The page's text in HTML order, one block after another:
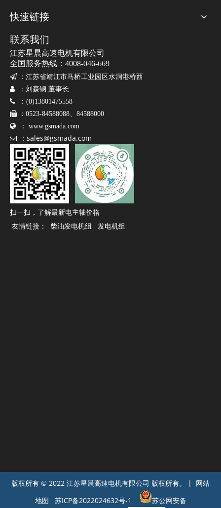
快速链接
联系我们
江苏星晨高速电机有限公司
全国服务热线：4008-046-669
 ： 江苏省靖江市马桥工业园区水洞港桥西
 ：刘森钢 董事长
 ：(0)13801475558
 ：0523-84588088、84588000
 ： www.gsmada.com
 : sales@gsmada.com
扫一扫，了解最新电主轴价格
友情链接：
柴油发电机组 发电机组
版权所有 © 2022 江苏星晨高速电机有限公司 版权所有。 | 网站
地图 苏ICP备2022024632号-1 苏公网安备